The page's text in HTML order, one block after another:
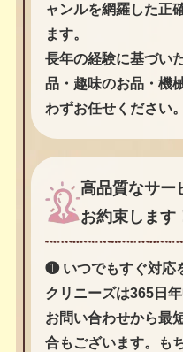
ャンルを網羅した正
ます。
長年の経験に基づい
品・趣味のお品・機
わずお任せください。
高品質なサー
お約束します
❶ いつでもすぐ対応
クリニーズは365日
お問い合わせから最
合もございます。も